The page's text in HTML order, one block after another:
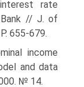
rate
// J. of
655-679.
income
and data
№ 14.